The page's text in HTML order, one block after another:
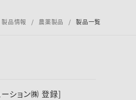
製品情報 農薬製品 製品一覧
ション㈱ 登録]